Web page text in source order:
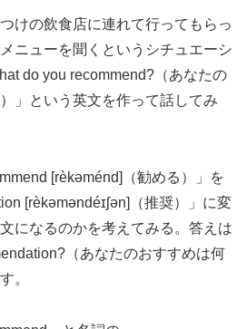
けの飲食店に連れて行ってもらっ
ニューを聞くというシチュエーシ
do you recommend?（あなたの
」という英文を作って話してみ
[rèkəménd]（勧める）」を
[rèkəməndéɪʃən]（推奨）」に変
になるのかを考えてみる。答えは
（あなたのおすすめは何
。